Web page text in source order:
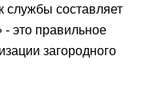
службы составляет
это правильное
загородного